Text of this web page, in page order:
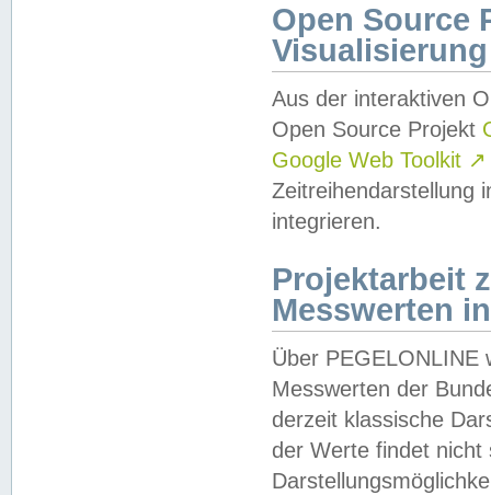
Open Source
Visualisierung
Aus der interaktiven
Open Source Projekt
Google Web Toolkit ↗
Zeitreihendarstellung
integrieren.
Projektarbeit
Messwerten
Über PEGELONLINE
Messwerten der
derzeit klassische
der Werte findet